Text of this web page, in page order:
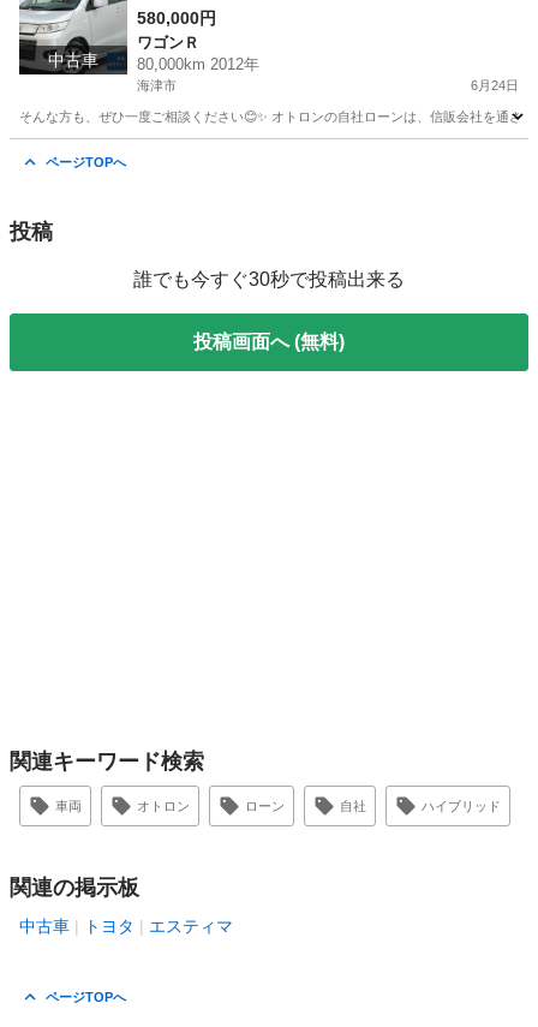
中古車
580,000円
ワゴンＲ
80,000km 2012年
海津市 6月24日
そんな方も、ぜひ一度ご相談ください😊✨ オトロンの自社ローンは、信販会社を通
ページTOPへ
投稿
誰でも今すぐ30秒で投稿出来る
投稿画面へ (無料)
関連キーワード検索
車両 オトロン ローン 自社 ハイブリッド
関連の掲示板
中古車 トヨタ エスティマ
ページTOPへ